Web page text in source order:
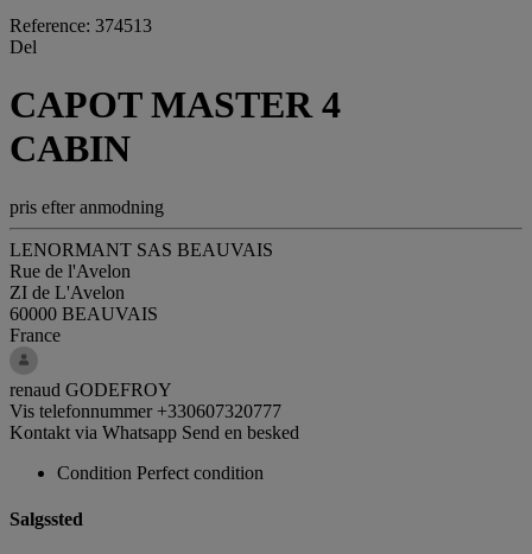
Reference: 374513
Del
CAPOT MASTER 4
CABIN
pris efter anmodning
LENORMANT SAS BEAUVAIS
Rue de l'Avelon
ZI de L'Avelon
60000 BEAUVAIS
France
renaud GODEFROY
Vis telefonnummer +330607320777
Kontakt via Whatsapp Send en besked
Condition Perfect condition
Salgssted